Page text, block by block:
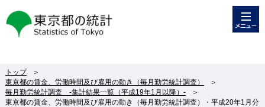
東京都の統計
トップ
＞
東京都の賃金、労働時間及び雇用の動き（毎月勤労統計調査）
＞
毎月勤労統計調査 -集計結果一覧（平成19年1月以降）-
＞
東京都の賃金、労働時間及び雇用の動き（毎月勤労統計調査）・平成20年1月分